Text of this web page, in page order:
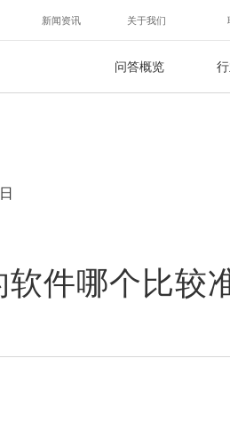
新闻资讯 关于我们
问答概览
件哪个比较